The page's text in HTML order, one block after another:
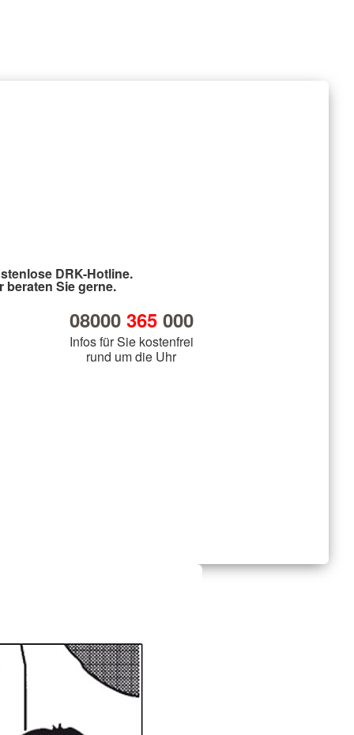
DRK-Hotline.
beraten Sie gerne.
08000 365000
Infos für Sie kostenfrei
rund um die Uhr